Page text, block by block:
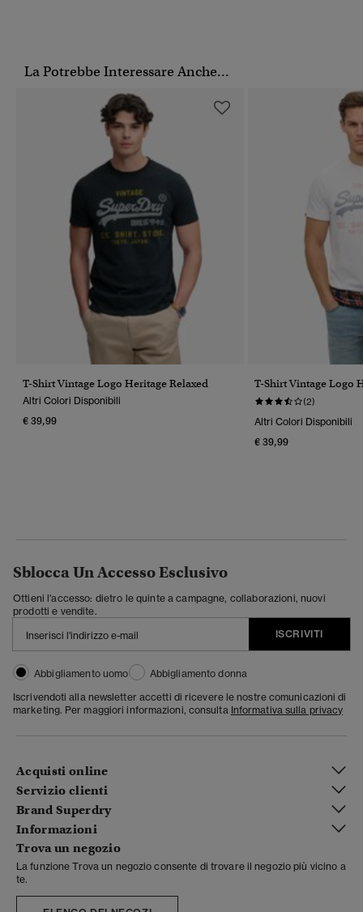
La Potrebbe Interessare Anche...
T-Shirt Vintage Logo Heritage Relaxed
Altri Colori Disponibili
€ 39,99
T-Shirt Vintage Logo
(2)
Altri Colori Disponibili
€ 39,99
Sblocca Un Accesso Esclusivo
Ottieni l'accesso: dietro le quinte a campagne, collaborazioni, nuovi
prodotti e vendite.
ISCRIVITI
Abbigliamento uomo
Abbigliamento donna
Iscrivendoti alla newsletter accetti di ricevere le nostre comunicazioni di
marketing. Per maggiori informazioni, consulta Informativa sulla privacy
Acquisti online
Servizio clienti
Brand Superdry
Informazioni
Trova un negozio
La funzione Trova un negozio consente di trovare il negozio più vicino a
te.